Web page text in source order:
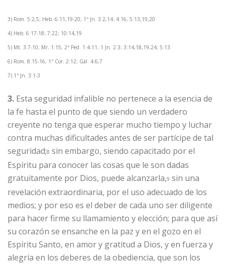
3) Rom. 5:2,5; Heb. 6:11,19-20; 1ª Jn. 3:2,14; 4:16; 5:13,19,20
4) Heb. 6:17-18; 7:22; 10:14,19
5) Mt. 3:7-10; Mr. 1:15; 2ª Ped. 1:4-11; 1 Jn. 2:3; 3:14,18,19,24; 5:13
6) Rom. 8:15-16; 1ª Cor. 2:12; Gál. 4:6,7
7) 1ª Jn. 3:1-3
3. Esta seguridad infalible no pertenece a la esencia de
la fe hasta el punto de que siendo un verdadero
creyente no tenga que esperar mucho tiempo y luchar
contra muchas dificultades antes de ser partícipe de tal
seguridad;8 sin embargo, siendo capacitado por el
Espíritu para conocer las cosas que le son dadas
gratuitamente por Dios, puede alcanzarla,9 sin una
revelación extraordinaria, por el uso adecuado de los
medios; y por eso es el deber de cada uno ser diligente
para hacer firme su llamamiento y elección; para que así
su corazón se ensanche en la paz y en el gozo en el
Espíritu Santo, en amor y gratitud a Dios, y en fuerza y
alegría en los deberes de la obediencia, que son los